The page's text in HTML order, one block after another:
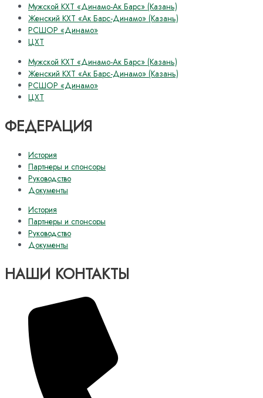
Мужской КХТ «Динамо-Ак Барс» (Казань)
Женский КХТ «Ак Барс-Динамо» (Казань)
РСШОР «Динамо»
ЦХТ
Мужской КХТ «Динамо-Ак Барс» (Казань)
Женский КХТ «Ак Барс-Динамо» (Казань)
РСШОР «Динамо»
ЦХТ
ФЕДЕРАЦИЯ
История
Партнеры и спонсоры
Руководство
Документы
История
Партнеры и спонсоры
Руководство
Документы
НАШИ КОНТАКТЫ